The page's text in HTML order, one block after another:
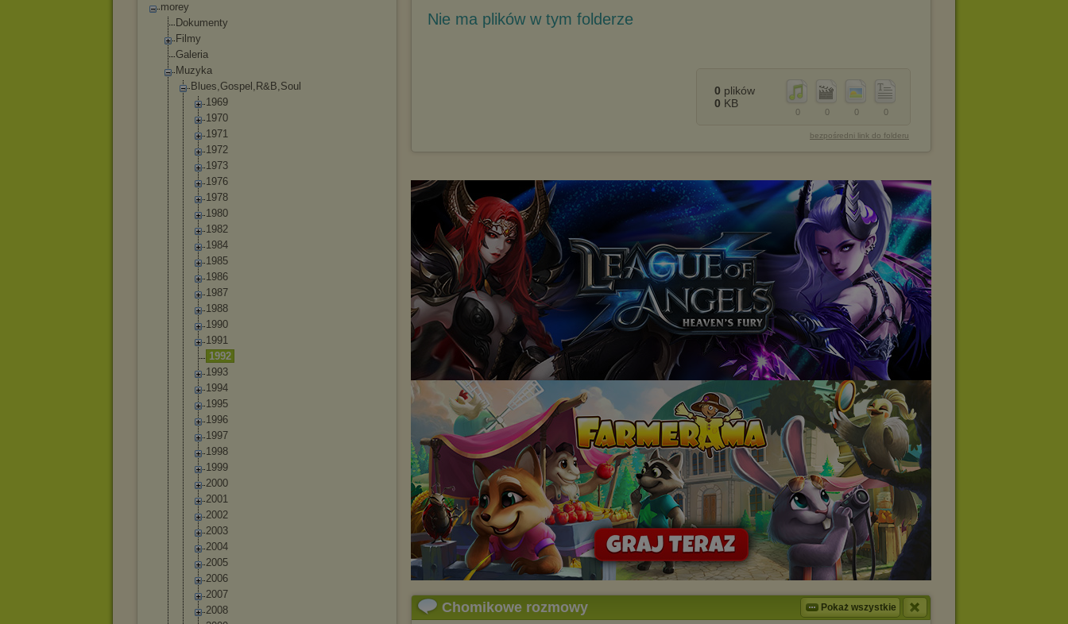
morey
Dokumenty
Filmy
Galeria
Muzyka
Blues,Gospel,R&B,Soul
1969
1970
1971
1972
1973
1976
1978
1980
1982
1984
1985
1986
1987
1988
1990
1991
1992
1993
1994
1995
1996
1997
1998
1999
2000
2001
2002
2003
2004
2005
2006
2007
2008
Nie ma plików w tym folderze
0
0
0
0
0 plików
0 KB
bezpośredni link do folderu
Chomikowe rozmowy Pokaż wszystkie